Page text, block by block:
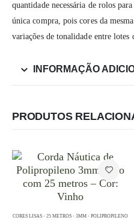
quantidade necessária de rolos
única compra, pois cores da
variações de tonalidade entre lotes
INFORMAÇÃO
PRODUTOS
CORES LISAS - 25 METROS - 3MM - POLIPROPILENO